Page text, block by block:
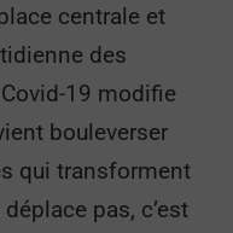
centrale et
des
19 modifie
bouleverser
qui transforment
pas, c’est